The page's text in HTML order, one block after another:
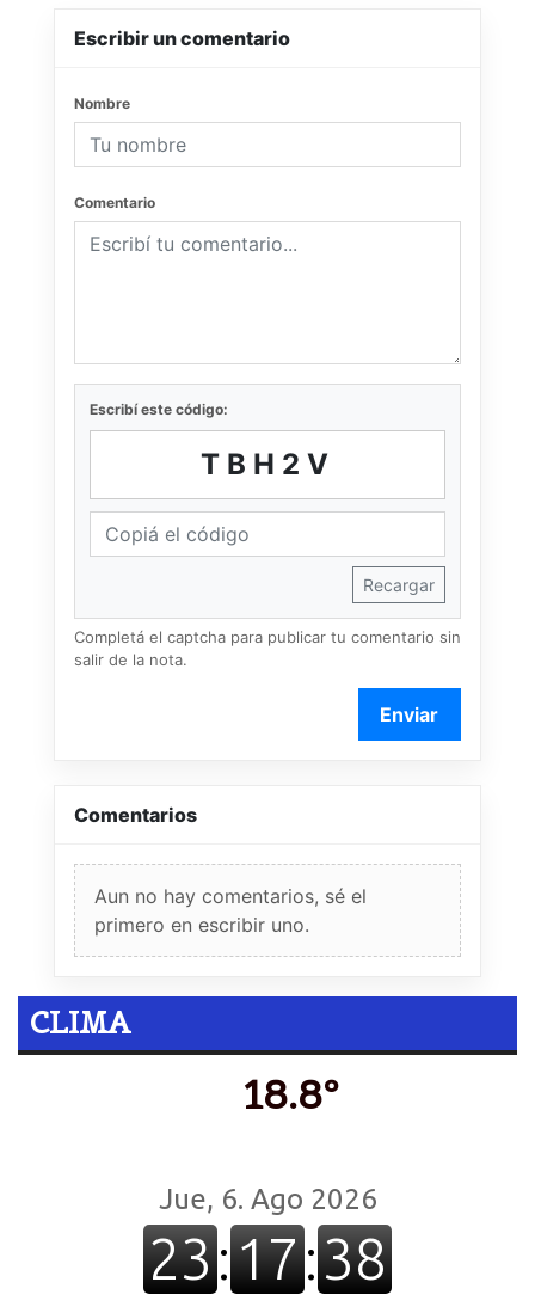
Escribir un comentario
Nombre
Comentario
Escribí este código:
TBH2V
Recargar
Completá el captcha para publicar tu comentario sin
salir de la nota.
Enviar
Comentarios
Aun no hay comentarios, sé el
primero en escribir uno.
CLIMA
18.8º